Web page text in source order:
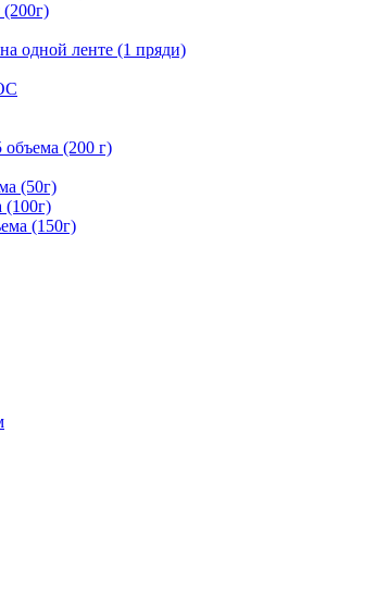
одной ленте (1 пряди)
объема (200 г)
(50г)
(100г)
(150г)